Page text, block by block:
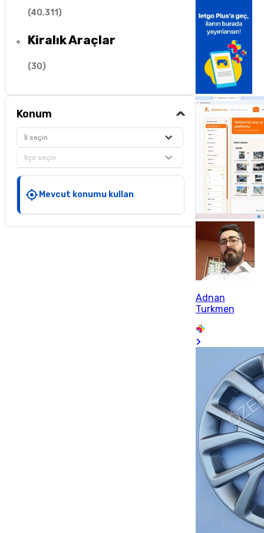
(40.311)
Kiralık Araçlar
(30)
Konum
İl seçin
İlçe seçin
Mevcut konumu kullan
Adnan
Turkmen